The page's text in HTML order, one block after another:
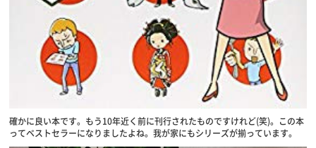
確かに良い本です。もう10年近く前に刊行されたものですけれど(笑)。この本
ってベストセラーになりましたよね。我が家にもシリーズが揃っています。